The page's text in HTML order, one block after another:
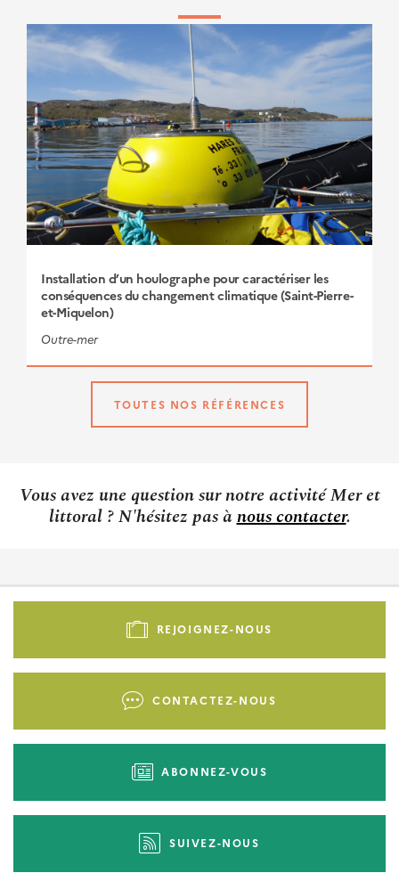
Installation d’un houlographe pour caractériser les
conséquences du changement climatique (Saint-Pierre-
et-Miquelon)
Outre-mer
TOUTES NOS RÉFÉRENCES
Vous avez une question sur notre activité Mer et
littoral ? N'hésitez pas ànous contacter.
Pied
-
REJOIGNEZ-NOUS
CONTACTEZ-NOUS
ABONNEZ-VOUS
SUIVEZ-NOUS